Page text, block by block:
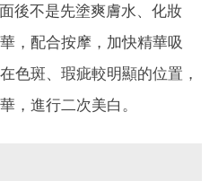
後不是先塗爽膚水、化妝
，配合按摩，加快精華吸
色斑、瑕疵較明顯的位置，
，進行二次美白。